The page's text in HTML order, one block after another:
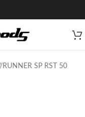
RUNNER SP RST 50